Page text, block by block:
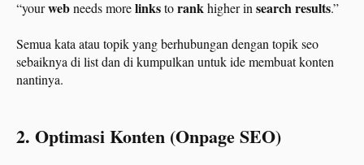
“yourwebneeds morelinkstorankhigher in search results.”
Semua kata atau topik yang berhubungan dengan topik seo
sebaiknya di list dan di kumpulkan untuk ide membuat konten
nantinya.
2. Optimasi Konten (Onpage SEO)